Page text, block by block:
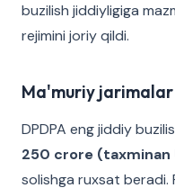
buzilish jiddiyligiga
rejimini joriy qildi.
Ma'muriy jarimalar
DPDPA eng jiddiy
250 crore (taxminan
solishga ruxsat